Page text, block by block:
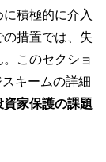
に積極的に介入
措置では、失
このセクショ
キームの詳細
資家保護の課題